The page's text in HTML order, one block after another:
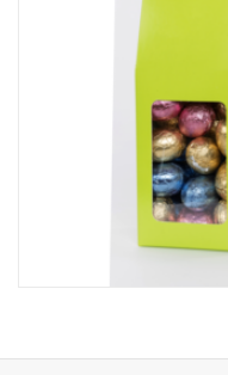
Showroomdagen
Catalogus: luxe dozen